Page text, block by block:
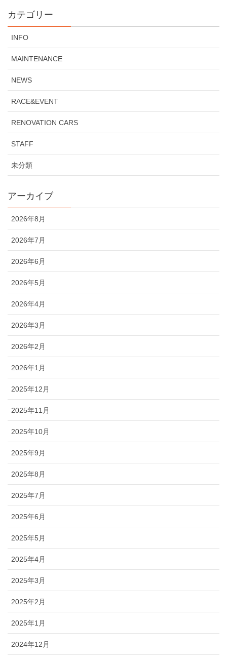
カテゴリー
INFO
MAINTENANCE
NEWS
RACE&EVENT
RENOVATION CARS
STAFF
未分類
アーカイブ
2026年8月
2026年7月
2026年6月
2026年5月
2026年4月
2026年3月
2026年2月
2026年1月
2025年12月
2025年11月
2025年10月
2025年9月
2025年8月
2025年7月
2025年6月
2025年5月
2025年4月
2025年3月
2025年2月
2025年1月
2024年12月